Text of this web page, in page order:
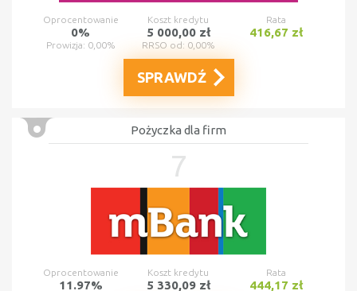
Oprocentowanie Koszt kredytu Rata
0% 5 000,00 zł 416,67 zł
Prowizja: 0,00% RRSO od: 0,00%
SPRAWDŹ
Pożyczka dla firm
7
Oprocentowanie Koszt kredytu Rata
11.97% 5 330,09 zł 444,17 zł